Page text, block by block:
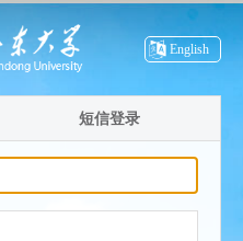
English
短信登录